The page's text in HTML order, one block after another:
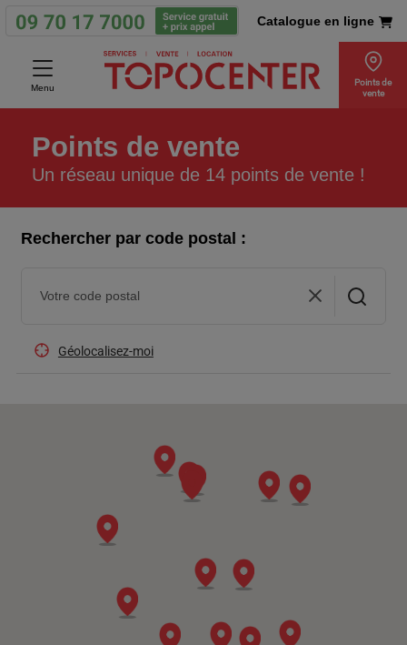
Catalogue en ligne
Menu
Points de
vente
Points de vente
Un réseau unique de 14 points de vente !
Rechercher par code postal :
Géolocalisez-moi